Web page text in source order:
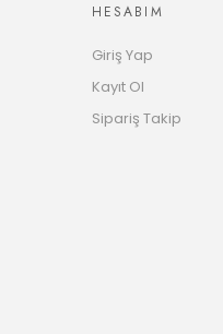
HESABIM
Giriş Yap
Kayıt Ol
Sipariş Takip